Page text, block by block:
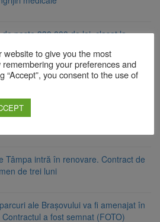
peste 330.000 de lei, clasat la
cu sistarea plăților către Brai-Cata și
de gunoi neigienizate
Tâmpa intră în renovare. Contract de
de trei luni
ale Brașovului va fi amenajat în
a fost semnat (FOTO)
to give you the most
your preferences and
“Accept”, you consent to the use of